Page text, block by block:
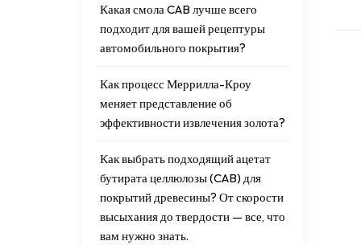
Какая смола CAB лучше всего
подходит для вашей рецептуры
автомобильного покрытия?
Как процесс Меррилла-Кроу
меняет представление об
эффективности извлечения золота?
Как выбрать подходящий ацетат
бутирата целлюлозы (CAB) для
покрытий древесины? От скорости
высыхания до твердости — все, что
вам нужно знать.